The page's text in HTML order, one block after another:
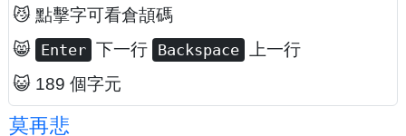
😼 點擊字可看倉頡碼
😸 Enter 下一行 Backspace
上一行
😺 189 個字元
莫再悲